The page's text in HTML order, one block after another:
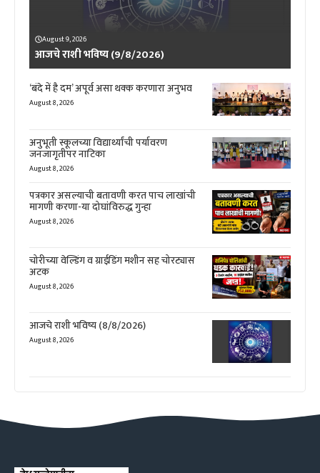
August 9, 2026
आजचे राशी भविष्य (9/8/2026)
‘बंदे में है दम’ अपूर्व असा थक्क करणारा अनुभव
August 8, 2026
अनुभूती स्कूलच्या विद्यार्थ्यांची पर्यावरण
जनजागृतीपर नाटिका
August 8, 2026
पत्रकार असल्याची बतावणी करत पाच लाखांची
मागणी करणा-या दोघांविरुद्ध गुन्हा
August 8, 2026
चोरीच्या वेल्डिंग व ग्राईडिंग मशीन सह चोरट्यास
अटक
August 8, 2026
आजचे राशी भविष्य (8/8/2026)
August 8, 2026